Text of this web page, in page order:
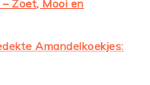
Zoet, Mooi en
Amandelkoekjes: